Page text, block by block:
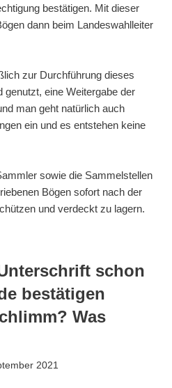
bestätigen. Mit dieser
dann beim Landeswahlleiter
zur Durchführung dieses
genutzt, eine Weitergabe der
man geht natürlich auch
ein und es entstehen keine
sowie die Sammelstellen
Bögen sofort nach der
und verdeckt zu lagern.
schon
bestätigen
Was
2021